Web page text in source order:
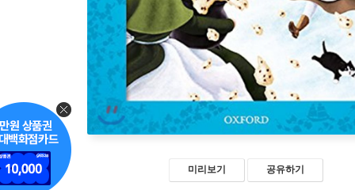
미리보기 공유하기